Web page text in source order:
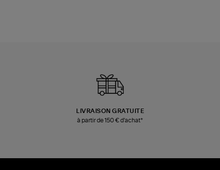
LIVRAISON GRATUITE
à partir de 150 € d'achat*